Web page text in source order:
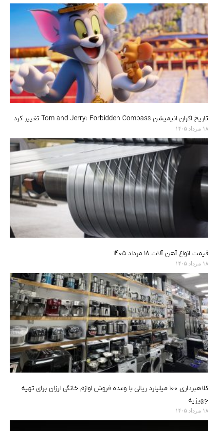
تاریخ اکران انیمیشن Tom and Jerry: Forbidden Compass تغییر کرد
۱۸ مرداد ۱۴۰۵
قیمت انواع آهن آلات ۱۸ مرداد ۱۴۰۵
۱۸ مرداد ۱۴۰۵
کلاهبرداری ۱۰۰ میلیارد ریالی با وعده فروش لوازم خانگی ارزان برای تهیه
جهیزیه
۱۸ مرداد ۱۴۰۵